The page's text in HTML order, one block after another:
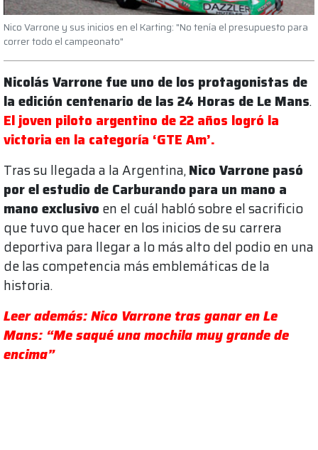
Nico Varrone y sus inicios en el Karting: "No tenía el presupuesto para
correr todo el campeonato"
Nicolás Varrone fue uno de los protagonistas de
la edición centenario de las 24 Horas de Le Mans.
El joven piloto argentino de 22 años logró la
victoria en la categoría ‘GTE Am’.
Tras su llegada a la Argentina,Nico Varrone pasó
por el estudio de Carburando para un mano a
mano exclusivo en el cuál habló sobre el sacrificio
que tuvo que hacer en los inicios de su carrera
deportiva para llegar a lo más alto del podio en una
de las competencia más emblemáticas de la
historia.
Leer además: Nico Varrone tras ganar en Le
Mans: “Me saqué una mochila muy grande de
encima”